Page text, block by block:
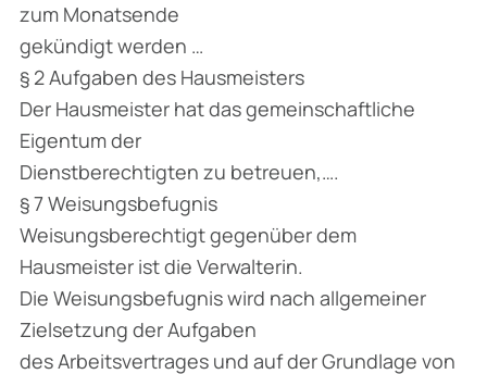
zum Monatsende
gekündigt werden …
§ 2 Aufgaben des Hausmeisters
Der Hausmeister hat das gemeinschaftliche
Eigentum der
Dienstberechtigten zu betreuen,….
§ 7 Weisungsbefugnis
Weisungsberechtigt gegenüber dem
Hausmeister ist die Verwalterin.
Die Weisungsbefugnis wird nach allgemeiner
Zielsetzung der Aufgaben
des Arbeitsvertrages und auf der Grundlage von